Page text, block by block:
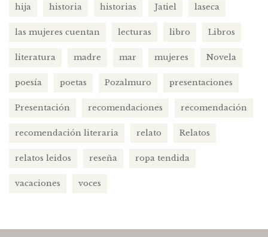
hija historia historias Jatiel laseca
las mujeres cuentan lecturas libro Libros
literatura madre mar mujeres Novela
poesía poetas Pozalmuro presentaciones
Presentación recomendaciones recomendación
recomendación literaria relato Relatos
relatos leidos reseña ropa tendida
vacaciones voces